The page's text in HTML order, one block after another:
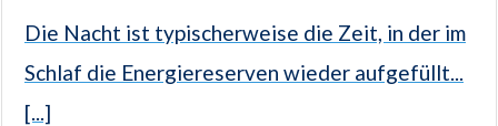
Die Nacht ist typischerweise die Zeit, in der im
Schlaf die Energiereserven wieder aufgefüllt...
[...]